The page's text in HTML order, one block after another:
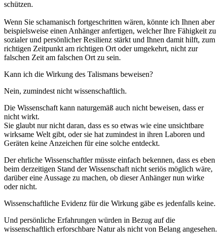
schützen.
Wenn Sie schamanisch fortgeschritten wären, könnte ich Ihnen aber
beispielsweise einen Anhänger anfertigen, welcher Ihre Fähigkeit zu
sozialer und persönlicher Resilienz stärkt und Ihnen damit hilft, zum
richtigen Zeitpunkt am richtigen Ort oder umgekehrt, nicht zur
falschen Zeit am falschen Ort zu sein.
Kann ich die Wirkung des Talismans beweisen?
Nein, zumindest nicht wissenschaftlich.
Die Wissenschaft kann naturgemäß auch nicht beweisen, dass er
nicht wirkt.
Sie glaubt nur nicht daran, dass es so etwas wie eine unsichtbare
wirksame Welt gibt, oder sie hat zumindest in ihren Laboren und
Geräten keine Anzeichen für eine solche entdeckt.
Der ehrliche Wissenschaftler müsste einfach bekennen, dass es eben
beim derzeitigen Stand der Wissenschaft nicht seriös möglich wäre,
darüber eine Aussage zu machen, ob dieser Anhänger nun wirke
oder nicht.
Wissenschaftliche Evidenz für die Wirkung gäbe es jedenfalls keine.
Und persönliche Erfahrungen würden in Bezug auf die
wissenschaftlich erforschbare Natur als nicht von Belang angesehen.